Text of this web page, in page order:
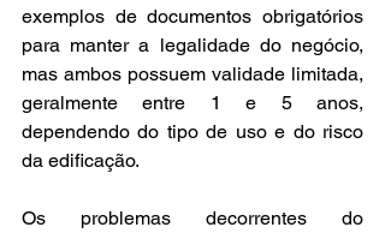
exemplos de documentos obrigatórios
para manter a legalidade do negócio,
mas ambos possuem validade limitada,
geralmente entre 1 e 5 anos,
dependendo do tipo de uso e do risco
da edificação.
Os problemas decorrentes do